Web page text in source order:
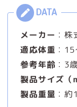
メーカー ：
適応体重 ：
参考年齢 ：3
製品サイズ（
製品重量 ：